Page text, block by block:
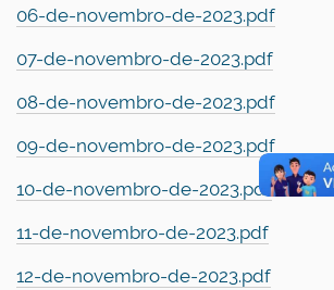
06-de-novembro-de-2023.pdf
07-de-novembro-de-2023.pdf
08-de-novembro-de-2023.pdf
09-de-novembro-de-2023.pdf
10-de-novembro-de-2023.pdf
11-de-novembro-de-2023.pdf
12-de-novembro-de-2023.pdf